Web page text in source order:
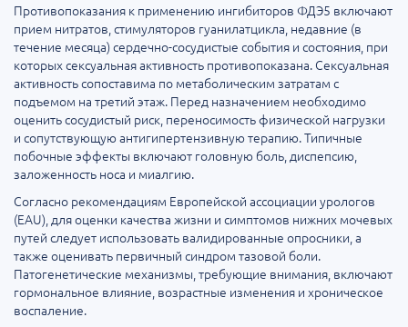
Противопоказания к применению ингибиторов ФДЭ5 включают
прием нитратов, стимуляторов гуанилатцикла, недавние (в
течение месяца) сердечно-сосудистые события и состояния, при
которых сексуальная активность противопоказана. Сексуальная
активность сопоставима по метаболическим затратам с
подъемом на третий этаж. Перед назначением необходимо
оценить сосудистый риск, переносимость физической нагрузки
и сопутствующую антигипертензивную терапию. Типичные
побочные эффекты включают головную боль, диспепсию,
заложенность носа и миалгию.
Согласно рекомендациям Европейской ассоциации урологов
(EAU), для оценки качества жизни и симптомов нижних мочевых
путей следует использовать валидированные опросники, а
также оценивать первичный синдром тазовой боли.
Патогенетические механизмы, требующие внимания, включают
гормональное влияние, возрастные изменения и хроническое
воспаление.